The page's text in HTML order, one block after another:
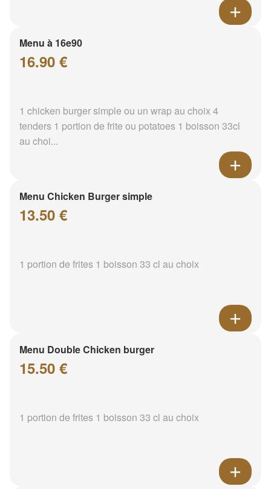
Menu à 16e90
16.90 €
1 chicken burger simple ou un wrap au choix 4
tenders 1 portion de frite ou potatoes 1 boisson 33cl
au choi...
Menu Chicken Burger simple
13.50 €
1 portion de frites 1 boisson 33 cl au choix
Menu Double Chicken burger
15.50 €
1 portion de frites 1 boisson 33 cl au choix